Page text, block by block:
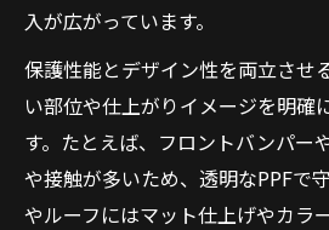
プロテクションフィルム施工
観
PPF施工で実感する耐
訣
プロテクションフィル
説
入が広がっています。
保護性能とデザイン性を両立させ
い部位や仕上がりイメージを明確
す。たとえば、フロントバンパー
や接触が多いため、透明なPPFで
やルーフにはマット仕上げやカラ